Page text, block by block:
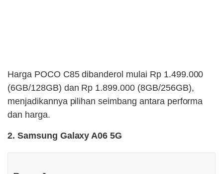
Harga POCO C85 dibanderol mulai Rp 1.499.000
(6GB/128GB) dan Rp 1.899.000 (8GB/256GB),
menjadikannya pilihan seimbang antara performa
dan harga.
2. Samsung Galaxy A06 5G